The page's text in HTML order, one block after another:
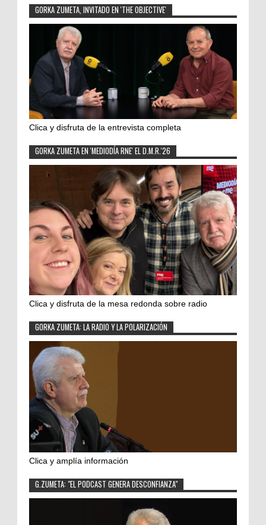
GORKA ZUMETA, INVITADO EN 'THE OBJECTIVE'
Clica y disfruta de la entrevista completa
GORKA ZUMETA EN 'MEDIODÍA RNE' EL D.M.R.'26
Clica y disfruta de la mesa redonda sobre radio
GORKA ZUMETA: LA RADIO Y LA POLARIZACIÓN
Clica y amplía información
G.ZUMETA: "EL PODCAST GENERA DESCONFIANZA"